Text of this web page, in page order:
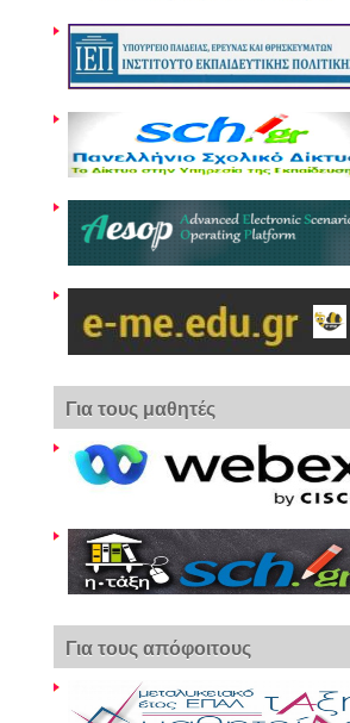
Για τους μαθητές
Για τους απόφοιτους